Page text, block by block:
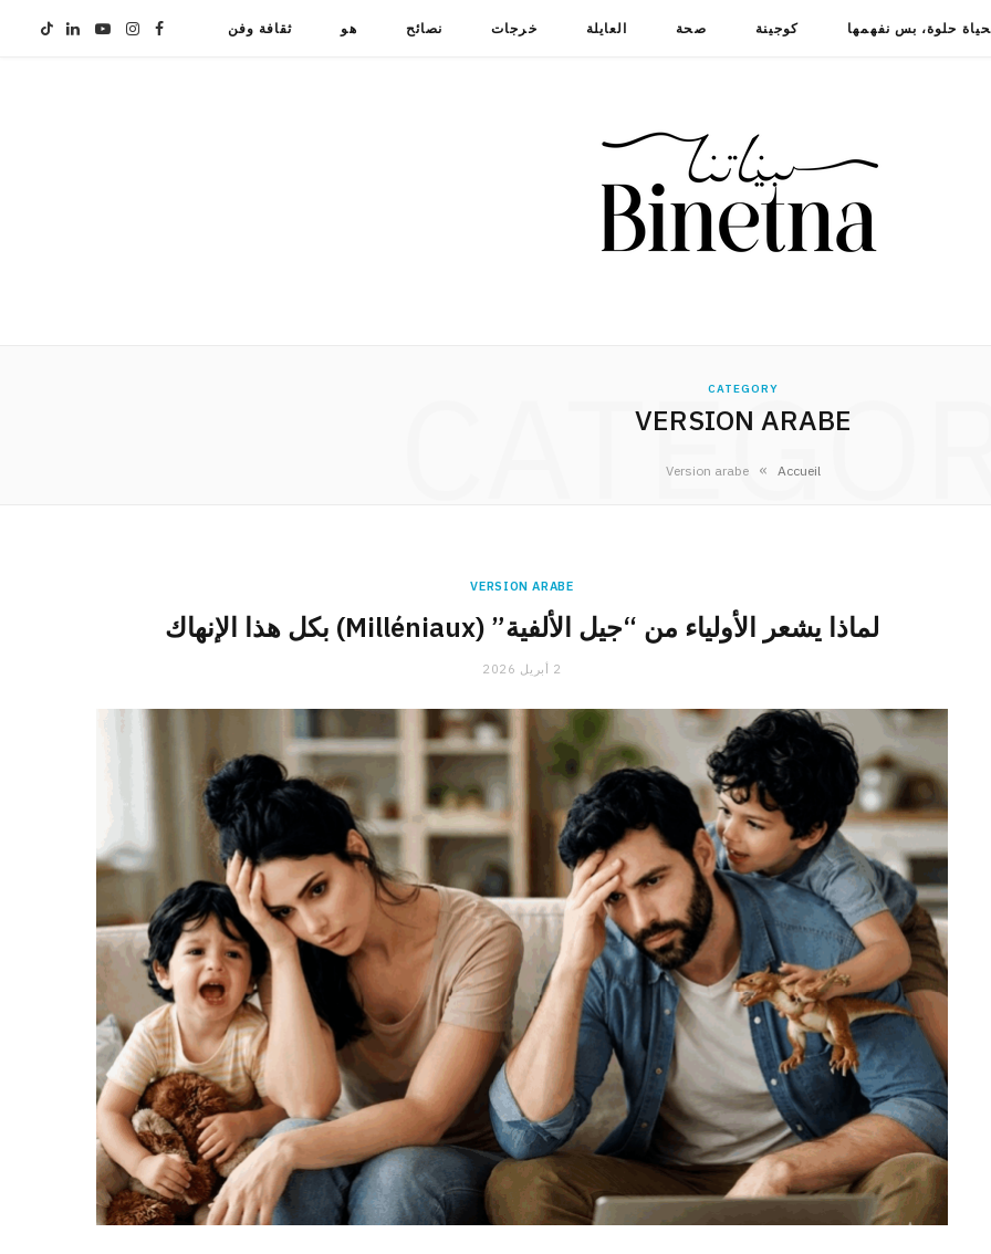
F
I
Y
L حلوة، بس نفهمها كوجينة صحة العايلة خرجات نصائح هو ثقافة وفن
CATEGORY
VERSION ARABE
Accueil
»
Version arabe
VERSION ARABE
لماذا يشعر الأولياء من “جيل الألفية” (Milléniaux) بكل هذا الإنهاك
2 أبريل 2026